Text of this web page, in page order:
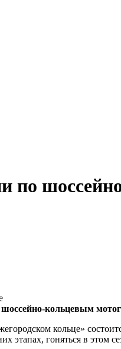
по
кольцевым
кольце»
гоняться в этом